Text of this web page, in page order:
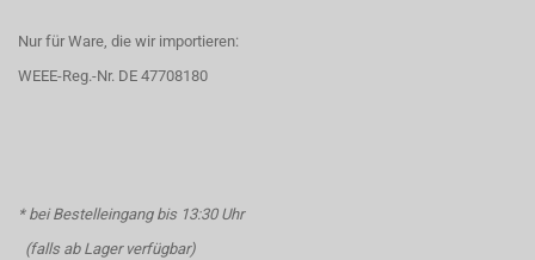
Nur für Ware, die wir importieren:
WEEE-Reg.-Nr. DE 47708180
* bei Bestelleingang bis 13:30 Uhr
(falls ab Lager verfügbar)